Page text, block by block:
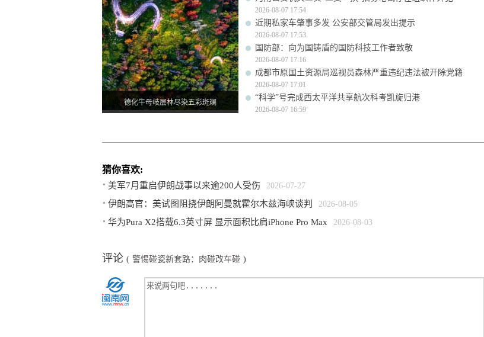
德化牛母岐层林尽染五彩斑斓
2026-08-07 17:54
近期私家车肇事多发 公安部交管局发出提示
2026-08-07 17:53
国防部：向为国铸盾的国防科技工作者致敬
2026-08-07 17:16
成都市原国土资源局巡视员森林严重违纪违法被开除党籍
2026-08-07 17:01
“科学”号完成西太平洋共享航次科考凯旋归港
2026-08-07 16:59
猜你喜欢:
美军7月重启伊朗战事以来逾200人受伤 2026-07-27
伊朗高官：美试图阻挠伊朗阿曼就霍尔木兹海峡谈判 2026-08-05
华为Pura X2搭载6.3英寸屏 显示面积比肩iPhone Pro Max 2026-08-03
评论 ( 警惕碰瓷新套路：肉碰改车碰 )